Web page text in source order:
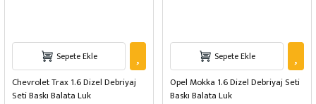
Sepete Ekle
Chevrolet Trax 1.6 Dizel Debriyaj
Seti Baskı Balata Luk
Sepete Ekle
Opel Mokka 1.6 Dizel Debriyaj Seti
Baskı Balata Luk